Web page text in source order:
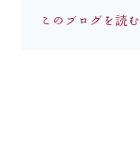
このブログを読む